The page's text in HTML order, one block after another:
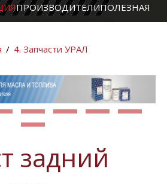
ПРОИЗВОДИТЕЛИПОЛЕЗНАЯ
/ 4. Запчасти УРАЛ
задний